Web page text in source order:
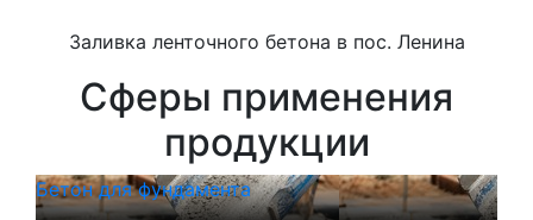
Заливка ленточного бетона в пос. Ленина
Сферы применения
продукции
Бетон для фундамента